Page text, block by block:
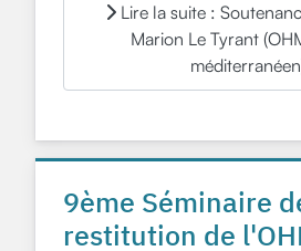
Lire la suite :
Marion Le Tyrant
9ème Séminaire
restitution de